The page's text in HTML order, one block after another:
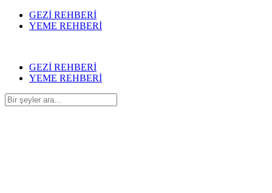
GEZİ REHBERİ
YEME REHBERİ
GEZİ REHBERİ
YEME REHBERİ